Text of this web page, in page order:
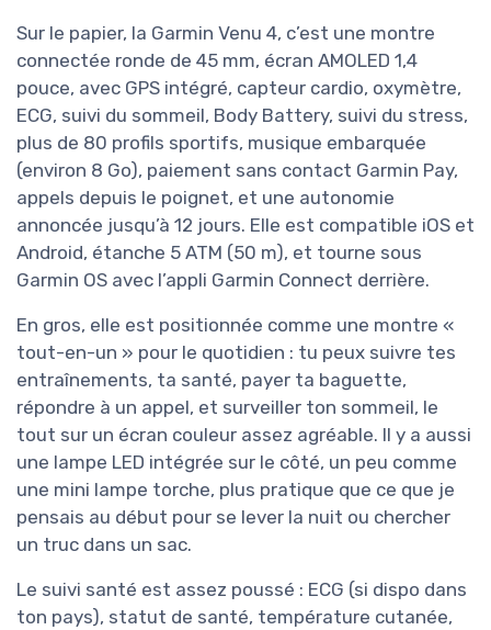
Sur le papier, la Garmin Venu 4, c’est une montre
connectée ronde de 45 mm, écran AMOLED 1,4
pouce, avec GPS intégré, capteur cardio, oxymètre,
ECG, suivi du sommeil, Body Battery, suivi du stress,
plus de 80 profils sportifs, musique embarquée
(environ 8 Go), paiement sans contact Garmin Pay,
appels depuis le poignet, et une autonomie
annoncée jusqu’à 12 jours. Elle est compatible iOS et
Android, étanche 5 ATM (50 m), et tourne sous
Garmin OS avec l’appli Garmin Connect derrière.
En gros, elle est positionnée comme une montre «
tout-en-un » pour le quotidien : tu peux suivre tes
entraînements, ta santé, payer ta baguette,
répondre à un appel, et surveiller ton sommeil, le
tout sur un écran couleur assez agréable. Il y a aussi
une lampe LED intégrée sur le côté, un peu comme
une mini lampe torche, plus pratique que ce que je
pensais au début pour se lever la nuit ou chercher
un truc dans un sac.
Le suivi santé est assez poussé : ECG (si dispo dans
ton pays), statut de santé, température cutanée,